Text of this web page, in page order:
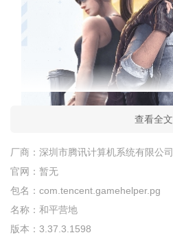
查看全文
厂商： 深圳市腾讯计算机系统有限公司
官网： 暂无
包名： com.tencent.gamehelper.pg
名称： 和平营地
版本： 3.37.3.1598